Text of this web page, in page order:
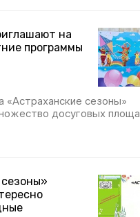
на
программы
«Астраханские сезоны»
досуговых